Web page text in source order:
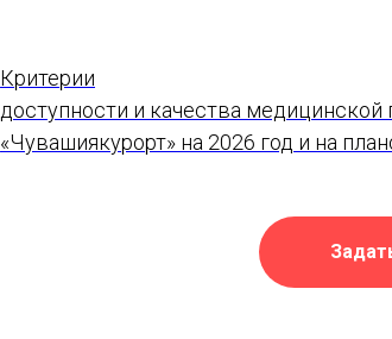
Критерии
доступности и качества
«Чувашиякурорт» на 2026 год и на